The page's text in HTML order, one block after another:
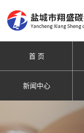
首 页
新闻中心